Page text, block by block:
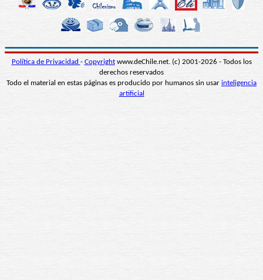
Política de Privacidad - Copyrightwww.deChile.net. (c) 2001-2026 - Todos los
derechos reservados
Todo el material en estas páginas es producido por humanos sin usar inteligencia
artificial